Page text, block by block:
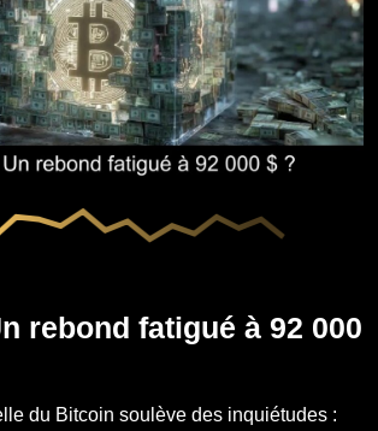
rebond fatigué à 92 000
du Bitcoin soulève des inquiétudes :